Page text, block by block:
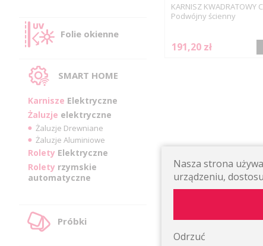
Folie okienne
SMART HOME
Karnisze Elektryczne
Żaluzje elektryczne
Żaluzje Drewniane
Żaluzje Aluminiowe
Rolety Elektryczne
Rolety rzymskie
automatyczne
Próbki
KARNISZ KWADRATOWY
Podwójny ścienny
191,20 zł
Nasza strona
urządzeniu,
Odrzuć